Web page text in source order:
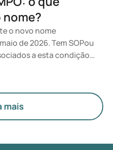
o novo nome
de 2026. Tem SOPou
a esta condição?
nada muda
e no
mais